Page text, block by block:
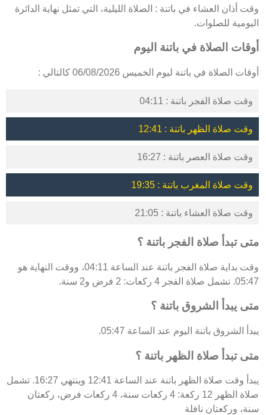
وقت أذان العشاء في باتنة : الصلاة الليلية، التي تمثل نهاية الدائرة
اليومية للصلوات.
أوقات الصلاة في باتنة اليوم
أوقات الصلاة في باتنة ليوم الخميس 06/08/2026 كالتالي :
وقت صلاة الفجر باتنة : 04:11
وقت صلاة الظهر باتنة : 12:41
وقت صلاة العصر باتنة : 16:27
وقت صلاة المغرب باتنة : 19:35
وقت صلاة العشاء باتنة : 21:05
متى تبدأ صلاة الفجر باتنة ؟
وقت بداية صلاة الفجر باتنة عند الساعة 04:11، ووقت النهاية هو
05:47. تشمل صلاة الفجر 4 ركعات: 2 فرض و2 سنة.
متى يبدأ الشروق باتنة ؟
يبدأ الشروق باتنة اليوم عند الساعة 05:47.
متى تبدأ صلاة الظهر باتنة ؟
يبدأ وقت صلاة الظهر باتنة عند الساعة 12:41 وينتهي 16:27. تشمل
صلاة الظهر 12 ركعة: 4 ركعات سنة، 4 ركعات فرض، ركعتان
سنة، وركعتان نافلة